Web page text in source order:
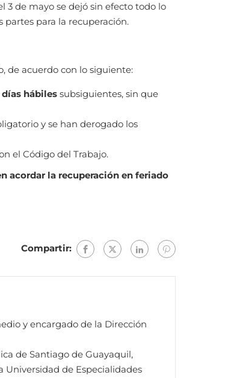
3 de mayo se dejó sin efecto todo lo
para la recuperación.
de acuerdo con lo siguiente:
días hábiles subsiguientes, sin que
y se han derogado los
el Código del Trabajo.
acordar la recuperación en feriado
Compartir:
y encargado de la Dirección
de Santiago de Guayaquil,
Universidad de Especialidades